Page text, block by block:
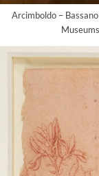
Arcimboldo –